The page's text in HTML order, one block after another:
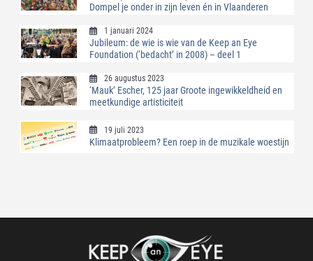
Dompel je onder in zijn leven én in Vlaanderen
1 januari 2024
Jubileum: de wie is wie van de Keep an Eye
Foundation (‘bedacht’ in 2008) – deel 1
26 augustus 2023
‘Mauk’ Escher, 125 jaar Groote ingewikkeldheid en
meetkundige artisticiteit
19 juli 2023
Klimaatprobleem? Een roep in de muzikale woestijn